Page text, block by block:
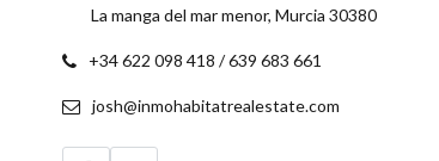
La manga del mar menor, Murcia 30380
+34 622 098 418 / 639 683 661
josh@inmohabitatrealestate.com